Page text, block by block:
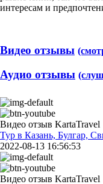
интересам и
Видео отзывы
Аудио отзывы
Видео отзыв KartaTravel
Тур в Казань, Булгар,
2022-08-13 16:56:53
Видео отзыв KartaTravel